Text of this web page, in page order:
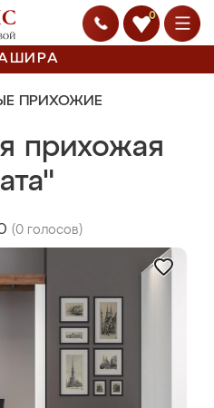
0
ПРИХОЖИЕ
прихожая
(0 голосов)